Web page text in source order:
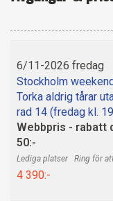
6/11-2026 fredag
Stockholm
Torka aldrig tårar
rad 14 (fredag kl.
Webbpris - rabatt
50:-
Ring för
4 390:-